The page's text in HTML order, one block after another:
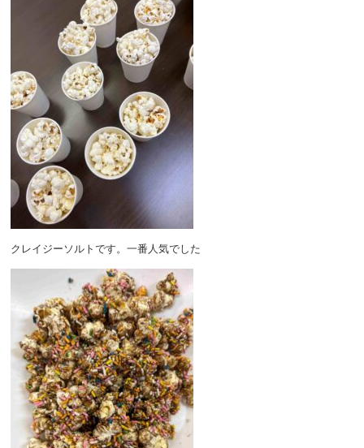
クレイジーソルトです。一番人気でした